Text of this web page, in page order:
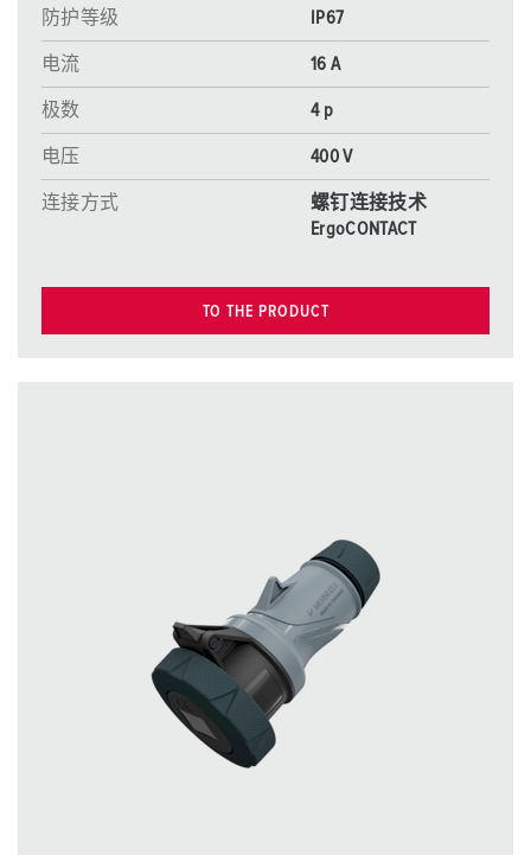
防护等级 IP67
电流 16 A
极数 4 p
电压 400 V
连接方式
螺钉连接技术
ErgoCONTACT
TO THE PRODUCT